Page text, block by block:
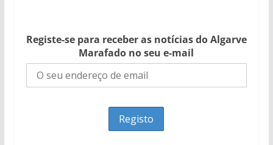
Registe-se para receber as notícias do Algarve
Marafado no seu e-mail